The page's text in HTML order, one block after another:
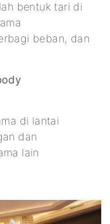
bentuk tari di
beban, dan
di lantai
dan
lain